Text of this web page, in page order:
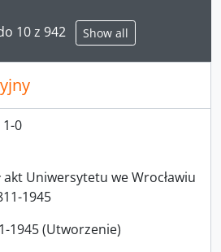
10 z 942 Show all
1-0
akt Uniwersytetu we Wrocławiu
1945
1945 (Utworzenie)